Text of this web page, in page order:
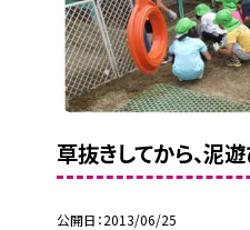
草抜きしてから、泥
公開日 2013/06/25